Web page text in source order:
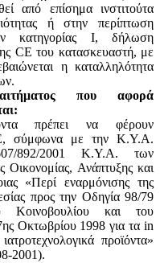
από επίσημα ινστιτούτα
ή στην περίπτωση
κατηγορίας Ι, δήλωση
CE του κατασκευαστή, με
η καταλληλότητα
που αφορά
πρέπει να φέρουν
σύμφωνα με την Κ.Υ.Α.
892/2001 Κ.Υ.Α. των
Ανάπτυξης και
«Περί εναρμόνισης της
προς την Οδηγία 98/79
Κοινοβουλίου και του
Οκτωβρίου 1998 για τα in
προϊόντα»
2001).